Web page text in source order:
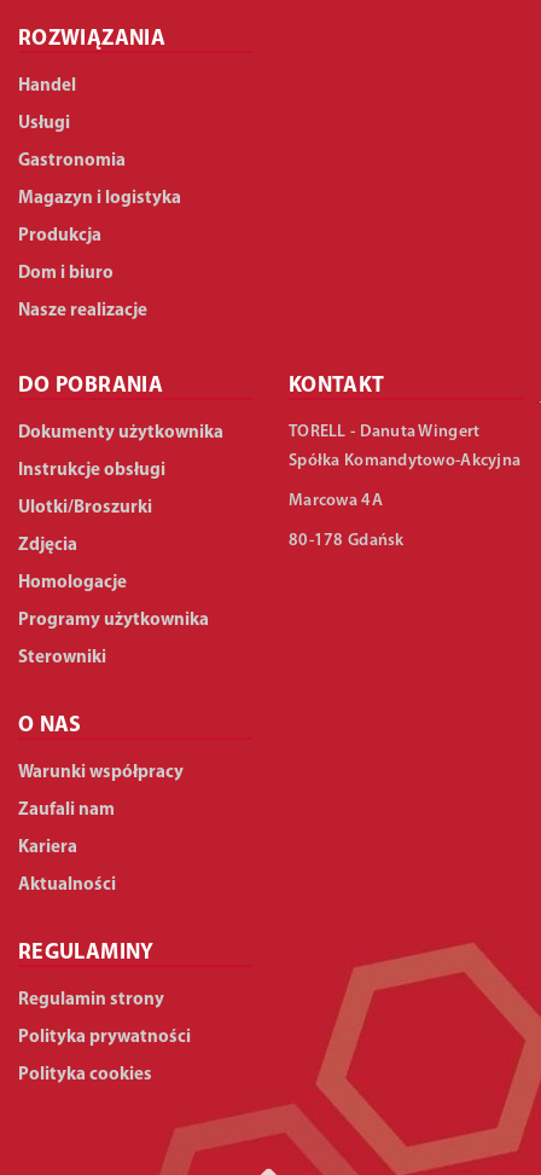
ROZWIĄZANIA
Handel
Usługi
Gastronomia
Magazyn i logistyka
Produkcja
Dom i biuro
Nasze realizacje
DO POBRANIA
Dokumenty użytkownika
Instrukcje obsługi
Ulotki/Broszurki
Zdjęcia
Homologacje
Programy użytkownika
Sterowniki
O NAS
Warunki współpracy
Zaufali nam
Kariera
Aktualności
REGULAMINY
Regulamin strony
Polityka prywatności
Polityka cookies
KONTAKT
TORELL - Danuta Wingert
Spółka Komandytowo-Akcyjna
Marcowa 4A
80-178 Gdańsk